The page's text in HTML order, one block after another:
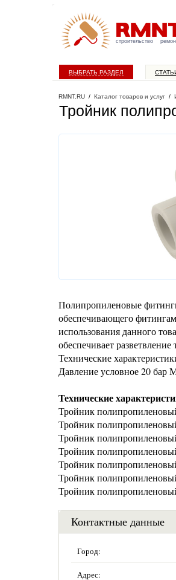
строительство
ВЫБРАТЬ РАЗДЕЛ
RMNT.RU / Каталог товаров и услуг /
Тройник
Полипропиленовые
обеспечивающего
использования данного
обеспечивает разветвление
Технические
Давление условное 20 бар
Технические
Тройник
Тройник
Тройник
Тройник
Тройник
Тройник
Тройник
Контактные данные
Город:
Адрес: